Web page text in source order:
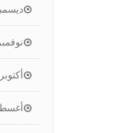
ديسمبر
نوفمبر 2019
أكتوبر 2019
أغسطس